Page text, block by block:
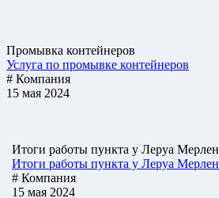
Промывка контейнеров
Услуга по промывке контейнеров
# Компания
15 мая 2024
Итоги работы пункта у Леруа Мерлен
Итоги работы пункта у Леруа Мерлен
# Компания
15 мая 2024